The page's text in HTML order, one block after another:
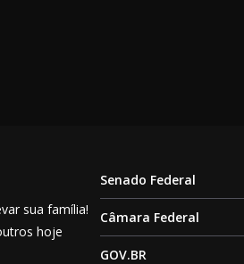
sua família!
hoje
Senado Federal
Câmara Federal
GOV.BR